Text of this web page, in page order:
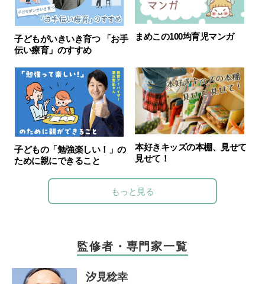
子どもがいきいき育つ 「お手
伝い療育」のすすめ
まめこの100均育児マンガ
子どもの「勉強楽しい！」の
ために親にできること
本好きキッズの本棚、見せて
見せて！
もっと見る
監修者・専門家一覧
汐見稔幸